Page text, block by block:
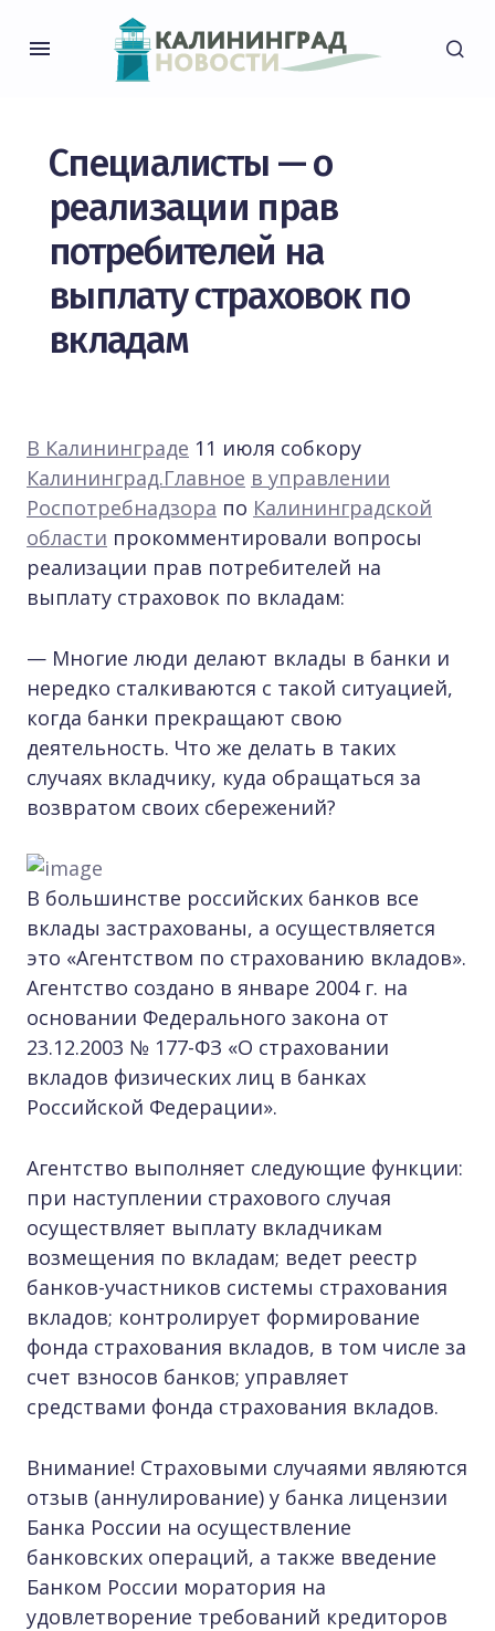
Специалисты — о
реализации прав
потребителей на
выплату страховок по
вкладам
В Калининграде 11 июля собкору
Калининград.Главное в управлении
Роспотребнадзора по Калининградской
области прокомментировали вопросы
реализации прав потребителей на
выплату страховок по вкладам:
— Многие люди делают вклады в банки и
нередко сталкиваются с такой ситуацией,
когда банки прекращают свою
деятельность. Что же делать в таких
случаях вкладчику, куда обращаться за
возвратом своих сбережений?
В большинстве российских банков все
вклады застрахованы, а осуществляется
это «Агентством по страхованию вкладов».
Агентство создано в январе 2004 г. на
основании Федерального закона от
23.12.2003 № 177-ФЗ «О страховании
вкладов физических лиц в банках
Российской Федерации».
Агентство выполняет следующие функции:
при наступлении страхового случая
осуществляет выплату вкладчикам
возмещения по вкладам; ведет реестр
банков-участников системы страхования
вкладов; контролирует формирование
фонда страхования вкладов, в том числе за
счет взносов банков; управляет
средствами фонда страхования вкладов.
Внимание! Страховыми случаями являются
отзыв (аннулирование) у банка лицензии
Банка России на осуществление
банковских операций, а также введение
Банком России моратория на
удовлетворение требований кредиторов